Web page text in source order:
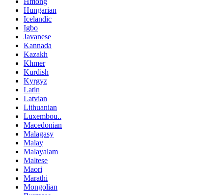
Hungarian
Icelandic
Igbo
Javanese
Kannada
Kazakh
Khmer
Kurdish
Kyrgyz
Latin
Latvian
Lithuanian
Luxembou..
Macedonian
Malagasy
Malay
Malayalam
Maltese
Maori
Marathi
Mongolian